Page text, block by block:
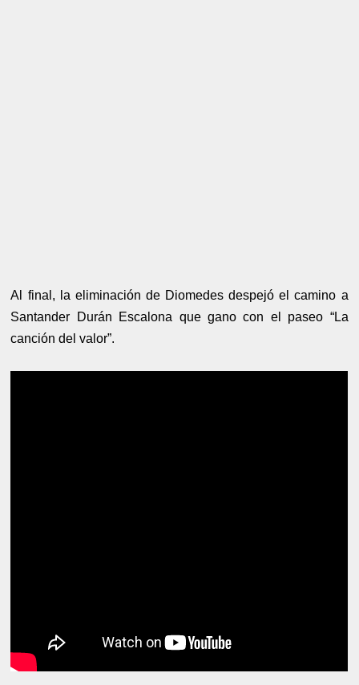
Al final, la eliminación de Diomedes despejó el camino a
Santander Durán Escalona que gano con el paseo “La
canción del valor”.